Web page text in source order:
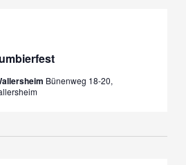
Bünenweg 18-20,